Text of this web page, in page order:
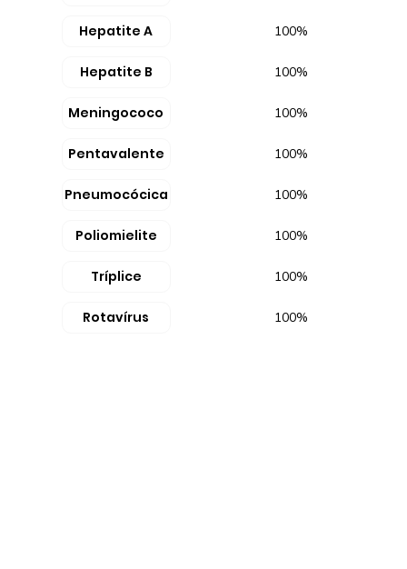
Hepatite A
Hepatite B
Meningococo
Pentavalente
Pneumocócica
Poliomielite
Tríplice
Rotavírus
100%
100%
100%
100%
100%
100%
100%
100%